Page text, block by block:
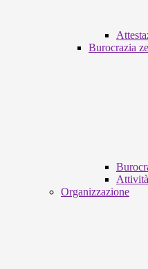
Burocrazia
Organizzazione